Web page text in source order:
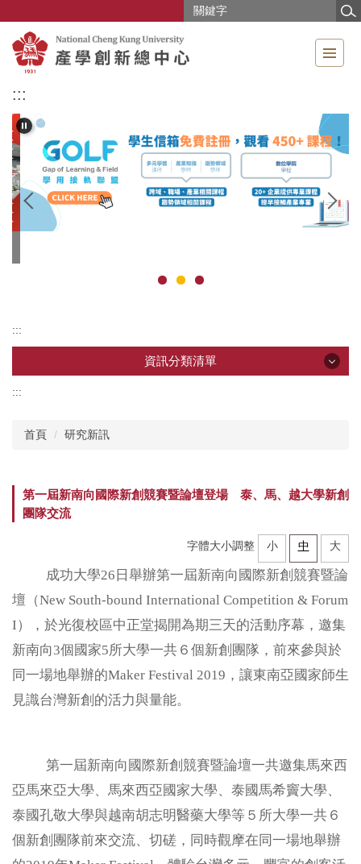
主
要
容
區
:::
:::
資訊分類清單
所屬研究中心
研發技術推薦
計畫申辦
加速器
醫療聯盟
永續專區
:::
首頁 研究新訊
第一屆新南向國際新創競賽暨論壇登場 泰、馬、越大學新創
團隊交流
字體大小調整 小 中 大
成功大學26日舉辦第一屆新南向國際新創競賽暨論
壇（New South-bound International Competition & Forum
I），於光復校區中正堂揭開為期三天的活動序幕，邀集
新南向3個國家5所大學一共６個新創團隊，前來參與於
同一場地舉辦的Maker Festival 2019，讓東南亞國家師生
見識台灣新創的活力與量能。
第一屆新南向國際新創競賽暨論壇一共邀集馬來西
亞馬來亞大學、馬來西亞國家大學、泰國馬希竇大學、
泰國孔敬大學與越南胡志明醫藥大學等５所大學一共６
個新創團隊前來交流、切磋，同時觀摩在同一場地舉辦